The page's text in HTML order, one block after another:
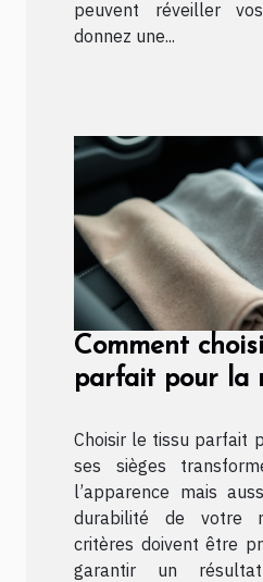
peuvent réveiller
donnez une...
Comment
parfait pour la
Choisir le tissu parfait
ses sièges
l’apparence mais
durabilité de votre
critères doivent être
garantir un